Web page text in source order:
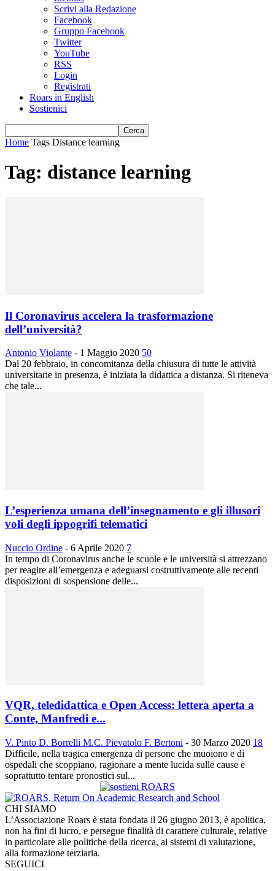
Scrivi alla Redazione
Facebook
Gruppo Facebook
Twitter
YouTube
RSS
Login
Registrati
Roars in English
Sostienici
Home Tags Distance learning
Tag: distance learning
Il Coronavirus accelera la trasformazione
dell’università?
Antonio Violante - 1 Maggio 2020 50
Dal 20 febbraio, in concomitanza della chiusura di tutte le attività
universitarie in presenza, è iniziata la didattica a distanza. Si riteneva
che tale...
L’esperienza umana dell’insegnamento e gli illusori
voli degli ippogrifi telematici
Nuccio Ordine - 6 Aprile 2020 7
In tempo di Coronavirus anche le scuole e le università si attrezzano
per reagire all’emergenza e adeguarsi costruttivamente alle recenti
disposizioni di sospensione delle...
VQR, teledidattica e Open Access: lettera aperta a
Conte, Manfredi e...
V. Pinto D. Borrelli M.C. Pievatolo F. Bertoni - 30 Marzo 2020 18
Difficile, nella tragica emergenza di persone che muoiono e di
ospedali che scoppiano, ragionare a mente lucida sulle cause e
soprattutto tentare pronostici sul...
CHI SIAMO
L’Associazione Roars è stata fondata il 26 giugno 2013, è apolitica,
non ha fini di lucro, e persegue finalità di carattere culturale, relative
in particolare alle politiche della ricerca, ai sistemi di valutazione,
alla formazione terziaria.
SEGUICI